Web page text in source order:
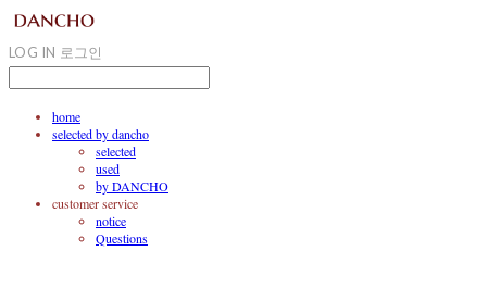
LOG IN 로그인
home
selected by dancho
selected
used
by DANCHO
customer service
notice
Questions